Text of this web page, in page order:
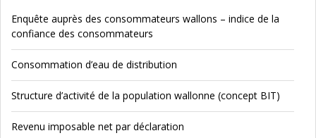
Enquête auprès des consommateurs wallons – indice de la
confiance des consommateurs
Consommation d’eau de distribution
Structure d’activité de la population wallonne (concept BIT)
Revenu imposable net par déclaration